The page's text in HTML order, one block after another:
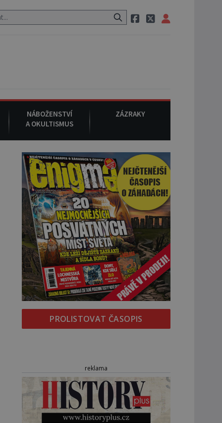
původu. 7. srpna 1994: Na americké městečko
NÁBOŽENSTVÍ
A OKULTISMUS
ZÁZRAKY
PROLISTOVAT ČASOPIS
reklama